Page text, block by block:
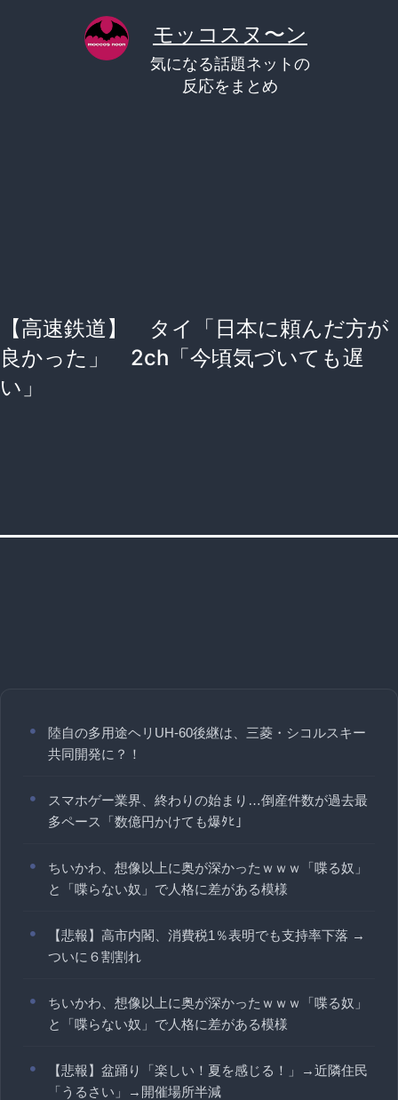
モッコスヌ〜ン
気になる話題ネットの
反応をまとめ
【高速鉄道】 タイ「日本に頼んだ方が
良かった」 2ch「今頃気づいても遅
い」
陸自の多用途ヘリUH-60後継は、三菱・シコルスキー
共同開発に？！
スマホゲー業界、終わりの始まり…倒産件数が過去最
多ペース「数億円かけても爆ﾀﾋ」
ちいかわ、想像以上に奥が深かったｗｗｗ「喋る奴」
と「喋らない奴」で人格に差がある模様
【悲報】高市内閣、消費税1％表明でも支持率下落 →
ついに６割割れ
ちいかわ、想像以上に奥が深かったｗｗｗ「喋る奴」
と「喋らない奴」で人格に差がある模様
【悲報】盆踊り「楽しい！夏を感じる！」→近隣住民
「うるさい」→開催場所半減